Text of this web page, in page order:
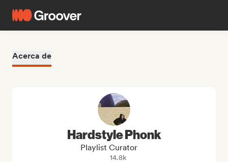
Acerca de
Hardstyle Phonk
Playlist Curator
14.8k